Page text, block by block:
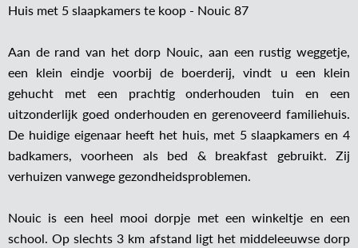
Huis met 5 slaapkamers te koop - Nouic 87
Aan de rand van het dorp Nouic, aan een rustig weggetje,
een klein eindje voorbij de boerderij, vindt u een klein
gehucht met een prachtig onderhouden tuin en een
uitzonderlijk goed onderhouden en gerenoveerd familiehuis.
De huidige eigenaar heeft het huis, met 5 slaapkamers en 4
badkamers, voorheen als bed & breakfast gebruikt. Zij
verhuizen vanwege gezondheidsproblemen.
Nouic is een heel mooi dorpje met een winkeltje en een
school. Op slechts 3 km afstand ligt het middeleeuwse dorp